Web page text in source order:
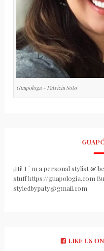
Guapologa - Patricia Soto
¡Hi! I ´ m a personal stylist &
stuff https://guapologia.com
styledbypaty@gmail.com
LIKE US